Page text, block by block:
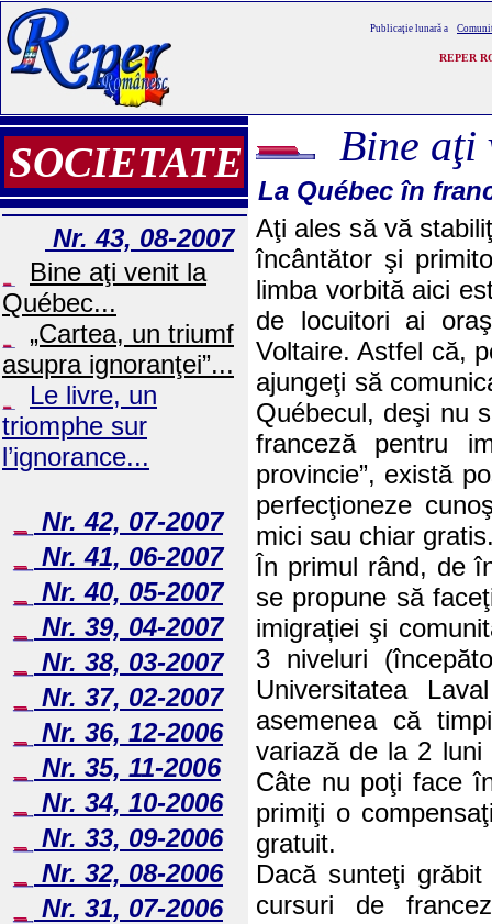
Publicaţie lunară a
REPER
SOCIETATE
Nr. 43, 08-2007
Bine aţi venit la
Québec...
„Cartea, un triumf
asupra ignoranţei”...
Le livre, un
triomphe sur
l’ignorance...
Nr. 42, 07-2007
Nr. 41, 06-2007
Nr. 40, 05-2007
Nr. 39, 04-2007
Nr. 38, 03-2007
Nr. 37, 02-2007
Nr. 36, 12-2006
Nr. 35, 11-2006
Nr. 34, 10-2006
Nr. 33, 09-2006
Nr. 32, 08-2006
Nr. 31, 07-2006
Bine aţi
La Québec în
Aţi ales să vă
încântător şi
limba vorbită aici
de locuitori ai
Voltaire. Astfel că,
ajungeţi să
Québecul, deşi nu
franceză pentru
provincie”, există
perfecţioneze
mici sau chiar
În primul rând, de
se propune să
imigrației şi
3 niveluri
Universitatea
asemenea că
variază de la 2
Câte nu poţi face
primiţi o
gratuit.
Dacă sunteţi
cursuri de